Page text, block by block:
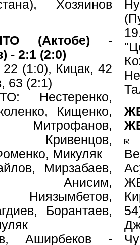
Хозяинов
(Актобе) -
- 2:1 (2:0)
(1:0), Кицак, 42
63 (2:1)
Нестеренко,
Кищенко,
Кривенцов,
Микуляк
Мирзабаев,
Анисим,
Ниязымбетов,
Борантаев,
Аширбеков -